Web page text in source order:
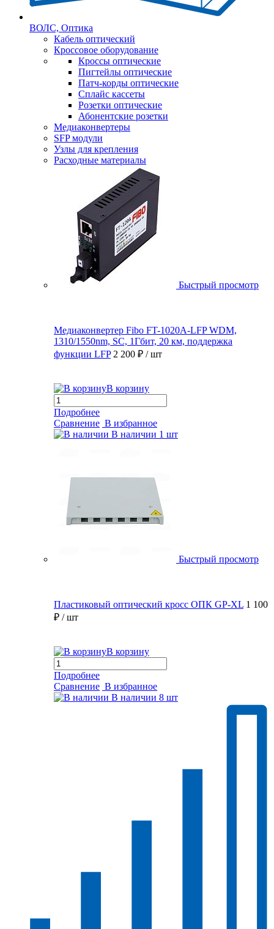
ВОЛС, Оптика
Кабель оптический
Кроссовое оборудование
Кроссы оптические
Пигтейлы оптические
Патч-корды оптические
Сплайс кассеты
Розетки оптические
Абонентские розетки
Медиаконвертеры
SFP модули
Узлы для крепления
Расходные материалы
Быстрый просмотр
Медиаконвертер Fibo FT-1020A-LFP WDM,
1310/1550nm, SC, 1Гбит, 20 км, поддержка
функции LFP 2 200 ₽ / шт
В корзину
Подробнее
Сравнение В избранное
В наличии 1 шт
Быстрый просмотр
Пластиковый оптический кросс ОПК GP-XL 1 100
₽ / шт
В корзину
Подробнее
Сравнение В избранное
В наличии 8 шт